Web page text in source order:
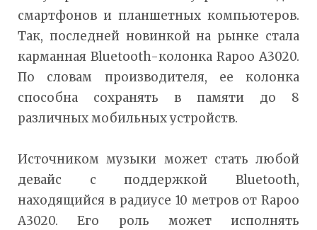
смартфонов и планшетных компьютеров.
Так, последней новинкой на рынке стала
карманная Bluetooth-колонка Rapoo A3020.
По словам производителя, ее колонка
способна сохранять в памяти до 8
различных мобильных устройств.
Источником музыки может стать любой
девайс с поддержкой Bluetooth,
находящийся в радиусе 10 метров от Rapoo
A3020. Его роль может исполнять